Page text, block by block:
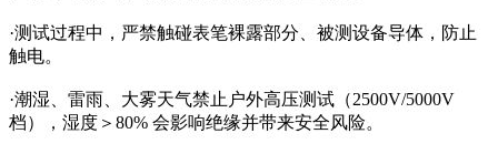
·测试过程中，严禁触碰表笔裸露部分、被测设备导体，防止
触电。
·潮湿、雷雨、大雾天气禁止户外高压测试（2500V/5000V
档），湿度＞80% 会影响绝缘并带来安全风险。